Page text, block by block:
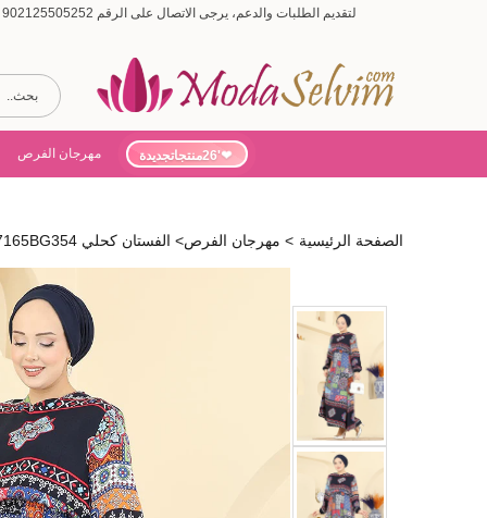
لتقديم الطلبات والدعم، يرجى الاتصال على الرقم 902125505252 (أيام الأسبوع من 9:00 إلى 19:00، أيام السبت من 9:00 إلى 15:00)
'26منتجاتجديدة مهرجان الفرص
الصفحة الرئيسية > مهرجان الفرص> الفستان كحلي 7165BG354